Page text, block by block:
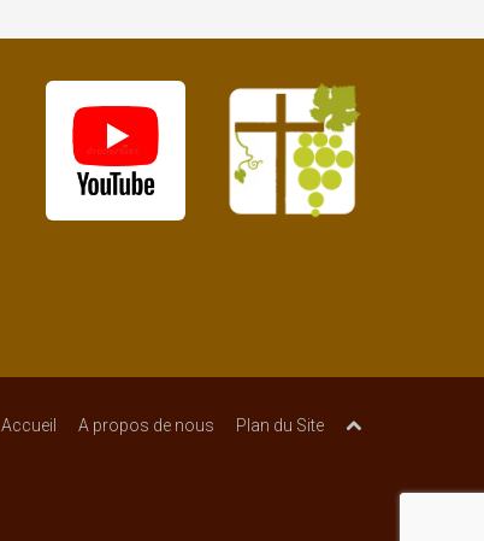
Accueil A propos de nous Plan du Site